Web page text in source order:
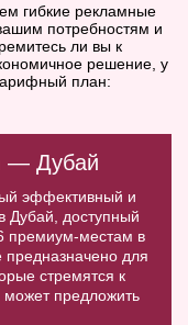
гибкие рекламные
потребностям и
ли вы к
решение, у
план:
— Дубай
эффективный и
Дубай, доступный
премиум-местам в
для
стремятся к
предложить